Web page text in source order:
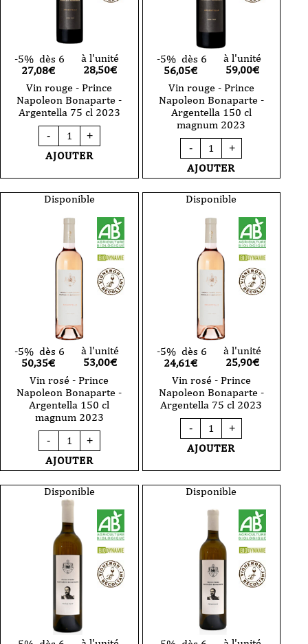
-5% dès 6
27,08€
à l'unité
28,50€
Vin rouge - Prince
Napoleon Bonaparte -
Argentella 75 cl 2023
-
quantité
de
Vin
rouge
Napoleon
Bonaparte
Argentella
75
cl
2023
+
AJOUTER
-5% dès 6
56,05€
à l'unité
59,00€
Vin rouge - Prince
Napoleon Bonaparte -
Argentella 150 cl
magnum 2023
-
quantité
de
Vin
rouge
Prince
Napoleon
Bonaparte
Argentella
150
cl
magnum
2023
+
AJOUTER
Disponible
-5% dès 6
50,35€
à l'unité
53,00€
Vin rosé - Prince
Napoleon Bonaparte -
Argentella 150 cl
magnum 2023
-
quantité
de
Vin
rosé
Prince
Napoleon
Bonaparte
Argentella
150
cl
magnum
2023
+
AJOUTER
Disponible
-5% dès 6
24,61€
à l'unité
25,90€
Vin rosé - Prince
Napoleon Bonaparte -
Argentella 75 cl 2023
-
quantité
de
Vin
rosé
Napoleon
Bonaparte
Argentella
75
cl
2023
+
AJOUTER
Disponible Disponible